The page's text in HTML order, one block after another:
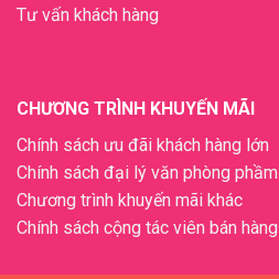
Tư vấn khách hàng
CHƯƠNG TRÌNH KHUYẾN MÃI
Chính sách ưu đãi khách hàng lớn
Chính sách đại lý văn phòng phầm
Chương trình khuyến mãi khác
Chính sách cộng tác viên bán hàng